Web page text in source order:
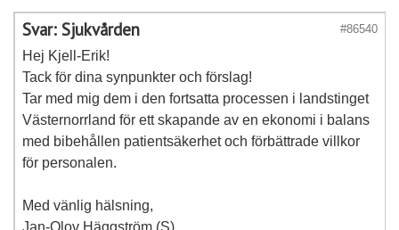
#86540
Svar: Sjukvården
Hej Kjell-Erik!
Tack för dina synpunkter och förslag!
Tar med mig dem i den fortsatta processen i landstinget
Västernorrland för ett skapande av en ekonomi i balans
med bibehållen patientsäkerhet och förbättrade villkor
för personalen.
Med vänlig hälsning,